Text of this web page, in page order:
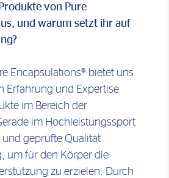
von Pure
und warum setzt ihr auf
Encapsulations® bietet uns
Erfahrung und Expertise
im Bereich der
im Hochleistungssport
geprüfte Qualität
um für den Körper die
zu erzielen. Durch